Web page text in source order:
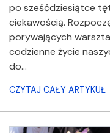
po sześćdziesiątce
ciekawością.
porywających
codzienne życie
do…
CZYTAJ CAŁY ARTYKUŁ